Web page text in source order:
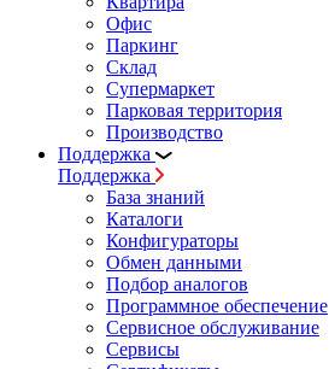
Офис
Паркинг
Склад
Супермаркет
Парковая территория
Производство
Поддержка
Поддержка
База знаний
Каталоги
Конфигураторы
Обмен данными
Подбор аналогов
Программное обеспечение
Сервисное обслуживание
Сервисы